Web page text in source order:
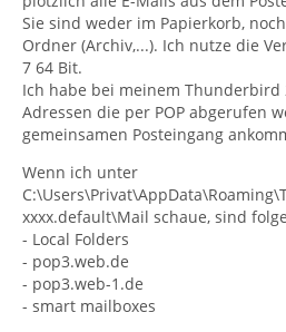
Sie sind weder im Papierkorb,
Ordner (Archiv,...). Ich nutze die
7 64 Bit.
Ich habe bei meinem Thunderbird
Adressen die per POP abgerufen
gemeinsamen Posteingang
Wenn ich unter
xxxx.default\Mail schaue, sind
- Local Folders
- pop3.web.de
- pop3.web-1.de
- smart mailboxes